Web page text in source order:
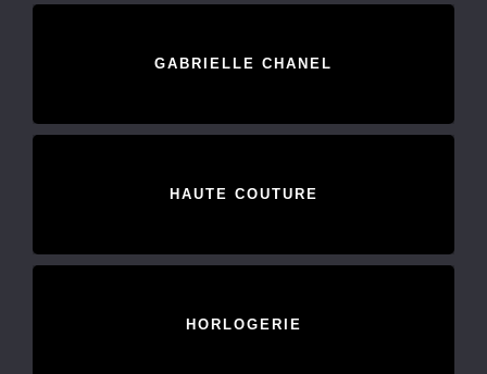
GABRIELLE CHANEL
HAUTE COUTURE
HORLOGERIE